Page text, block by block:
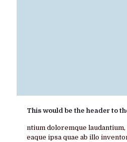
This would be the header to
ntium doloremque
eaque ipsa quae ab illo